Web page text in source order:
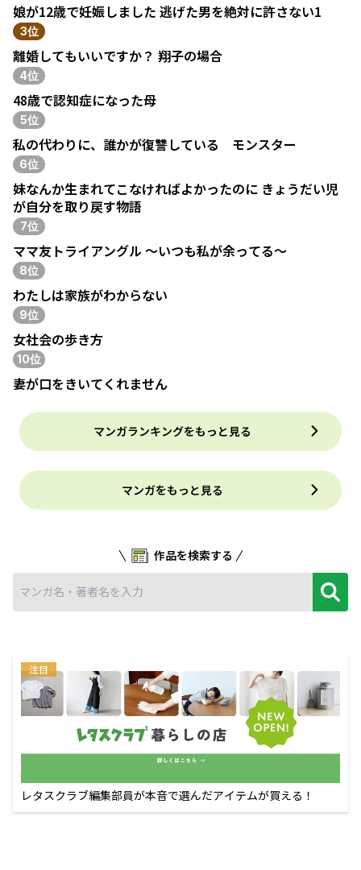
娘が12歳で妊娠しました 逃げた男を絶対に許さない1
3位
離婚してもいいですか？ 翔子の場合
4位
48歳で認知症になった母
5位
私の代わりに、誰かが復讐している モンスター
6位
妹なんか生まれてこなければよかったのに きょうだい児
が自分を取り戻す物語
7位
ママ友トライアングル ～いつも私が余ってる～
8位
わたしは家族がわからない
9位
女社会の歩き方
10位
妻が口をきいてくれません
マンガランキングをもっと見る
マンガをもっと見る
作品を検索する
注目
レタスクラブ編集部員が本音で選んだアイテムが買える！